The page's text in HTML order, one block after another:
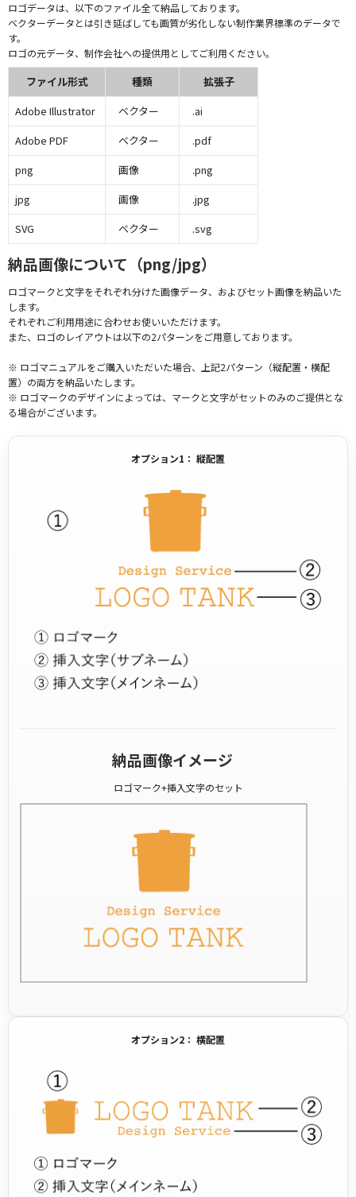
ロゴデータは、以下のファイル全て納品しております。
ベクターデータとは引き延ばしても画質が劣化しない制作業界標準のデータで
す。
ロゴの元データ、制作会社への提供用としてご利用ください。
ファイル形式 種類
拡張子
Adobe Illustrator
ベクター
.ai
Adobe PDF
ベクター
.pdf
png
画像
.png
jpg
画像
.jpg
SVG
ベクター .svg
納品画像について（png/jpg）
ロゴマークと文字をそれぞれ分けた画像データ、およびセット画像を納品いた
します。
それぞれご利用用途に合わせお使いいただけます。
また、ロゴのレイアウトは以下の2パターンをご用意しております。
※ ロゴマニュアルをご購入いただいた場合、上記2パターン（縦配置・横配
置）の両方を納品いたします。
※ ロゴマークのデザインによっては、マークと文字がセットのみのご提供とな
る場合がございます。
オプション1： 縦配置
納品画像イメージ
ロゴマーク+挿入文字のセット
オプション2： 横配置